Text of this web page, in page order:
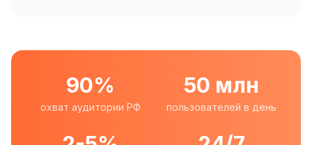
90%
охват аудитории РФ
50 млн
пользователей в день